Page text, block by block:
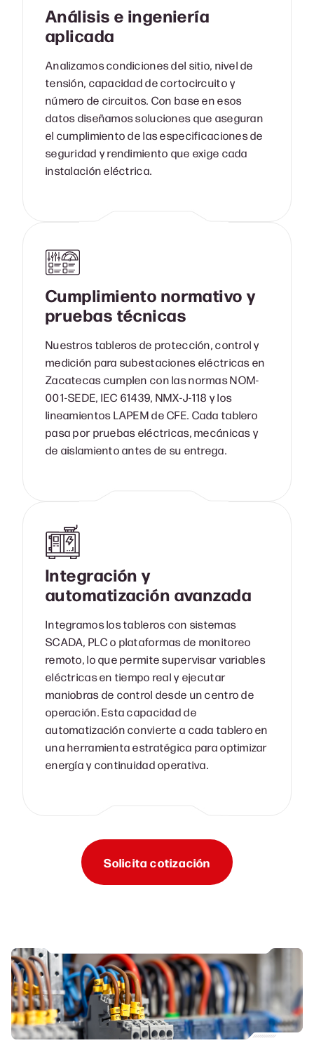
Análisis e ingeniería
aplicada
Analizamos condiciones del sitio, nivel de
tensión, capacidad de cortocircuito y
número de circuitos. Con base en esos
datos diseñamos soluciones que aseguran
el cumplimiento de las especificaciones de
seguridad y rendimiento que exige cada
instalación eléctrica.
Cumplimiento normativo y
pruebas técnicas
Nuestros tableros de protección, control y
medición para subestaciones eléctricas en
Zacatecas cumplen con las normas NOM-
001-SEDE, IEC 61439, NMX-J-118 y los
lineamientos LAPEM de CFE. Cada tablero
pasa por pruebas eléctricas, mecánicas y
de aislamiento antes de su entrega.
Integración y
automatización avanzada
Integramos los tableros con sistemas
SCADA, PLC o plataformas de monitoreo
remoto, lo que permite supervisar variables
eléctricas en tiempo real y ejecutar
maniobras de control desde un centro de
operación. Esta capacidad de
automatización convierte a cada tablero en
una herramienta estratégica para optimizar
energía y continuidad operativa.
Solicita cotización